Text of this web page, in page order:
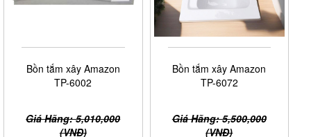
Bồn tắm xây Amazon
TP-6002
Giá Hãng: 5,010,000
(VNĐ)
Bồn tắm xây Amazon
TP-6072
Giá Hãng: 5,500,000
(VNĐ)